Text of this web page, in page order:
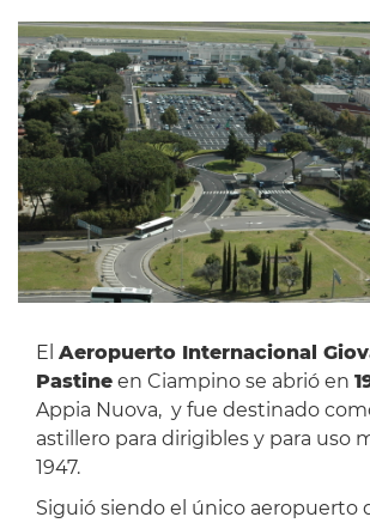
El Aeropuerto Internacional
Pastineen Ciampino se abrió en
Appia Nuova, y fue destinado
astillero para dirigibles y para uso
1947.
Siguió siendo el único aeropuerto